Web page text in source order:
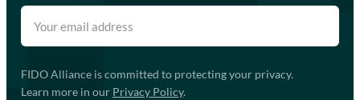
FIDO Alliance is committed to protecting your privacy.
Learn more in our Privacy Policy.